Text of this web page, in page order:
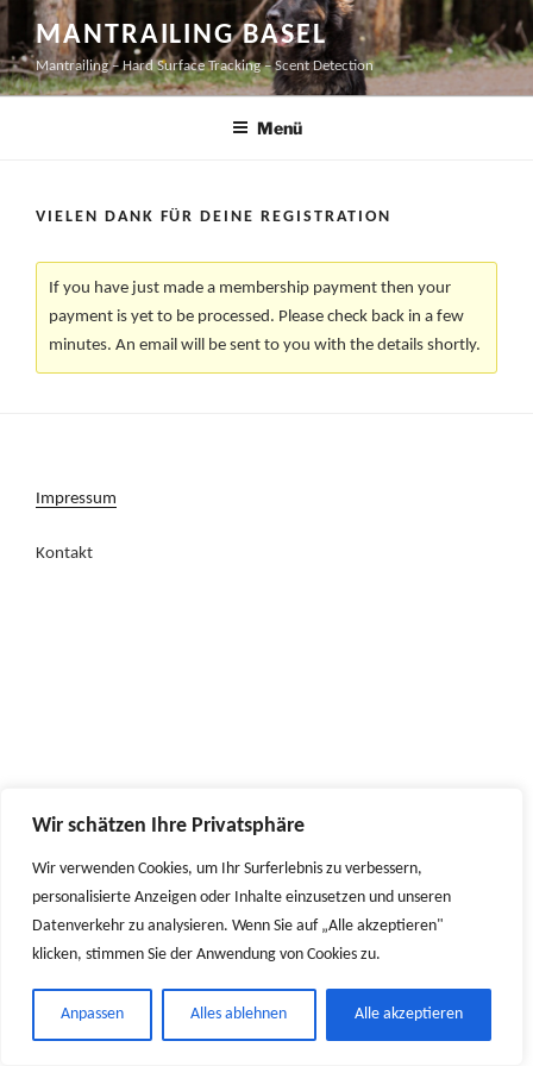
Wir schätzen Ihre Privatsphäre
Wir verwenden Cookies, um Ihr Surferlebnis zu verbessern,
personalisierte Anzeigen oder Inhalte einzusetzen und unseren
Datenverkehr zu analysieren. Wenn Sie auf „Alle akzeptieren"
klicken, stimmen Sie der Anwendung von Cookies zu.
Anpassen Alles ablehnen Alle akzeptieren
Zum
Inhalt
springen
MANTRAILING BASEL
Mantrailing – Hard Surface Tracking – Scent Detection
Menü
VIELEN DANK FÜR DEINE REGISTRATION
If you have just made a membership payment then your
payment is yet to be processed. Please check back in a few
minutes. An email will be sent to you with the details shortly.
Impressum
Kontakt